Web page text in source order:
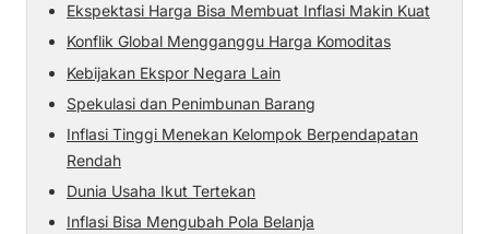
Ekspektasi Harga Bisa Membuat Inflasi Makin Kuat
Konflik Global Mengganggu Harga Komoditas
Kebijakan Ekspor Negara Lain
Spekulasi dan Penimbunan Barang
Inflasi Tinggi Menekan Kelompok Berpendapatan
Rendah
Dunia Usaha Ikut Tertekan
Inflasi Bisa Mengubah Pola Belanja